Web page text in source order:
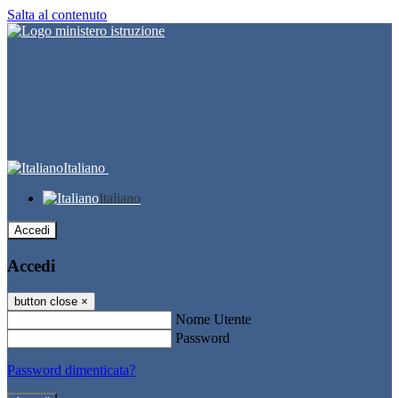
Salta al contenuto
Italiano
Italiano
Accedi
Accedi
button close ×
Nome Utente
Password
Password dimenticata?